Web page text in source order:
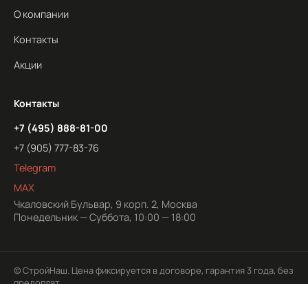
О компании
Контакты
Акции
Контакты
+7 (495) 888-81-00
+7 (905) 777-83-76
Telegram
MAX
Чкаловский Бульвар, 9 корп. 2, Москва
Понедельник — Суббота, 10:00 — 18:00
© СтройНаш. Цена фиксируется в договоре, гарантия 3 года, без